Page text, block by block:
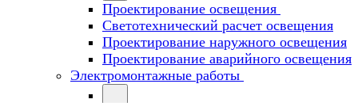
Проектирование освещения
Светотехнический расчет освещения
Проектирование наружного освещения
Проектирование аварийного освещения
Электромонтажные работы